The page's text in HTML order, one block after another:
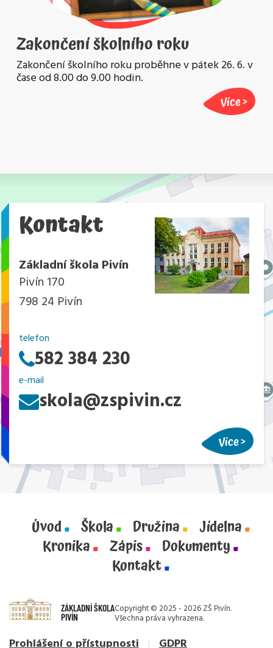
Zakončení školního roku
Zakončení školního roku proběhne v pátek 26. 6. v
čase od 8.00 do 9.00 hodin.
Více
Kontakt
Základní škola Pivín
Pivín 170
798 24 Pivín
telefon
582 384 230
e-mail
skola@zspivin.cz
Více
Úvod Škola Družina
Jídelna
Kronika
Zápis
Dokumenty
Kontakt
ZÁKLADNÍ ŠKOLA
PIVÍN
Copyright © 2025 - 2026 ZŠ Pivín.
Všechna práva vyhrazena.
Prohlášení o přístupnosti GDPR